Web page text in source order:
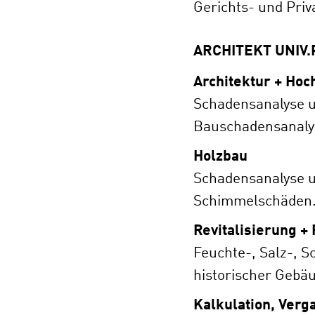
Gerichts- und
ARCHITEKT
Architektur +
Schadensanalyse
Holzbau
Schadensanalyse
Revitalisierung +
Feuchte-, Salz-,
historischer
Kalkulation,